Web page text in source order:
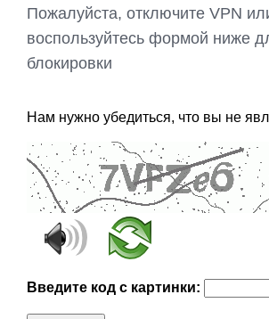
Пожалуйста, отключите VPN
воспользуйтесь формой ниже
блокировки
Нам нужно убедиться, что вы не
Введите код с картинки: